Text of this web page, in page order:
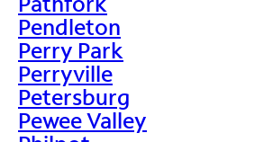
Pendleton
Perry Park
Perryville
Petersburg
Pewee Valley